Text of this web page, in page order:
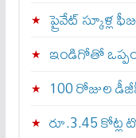
ప్రైవేట్ స్కూళ్ల
ఇండిగోతో
100 రోజుల
రూ.3.45 కోట్ల